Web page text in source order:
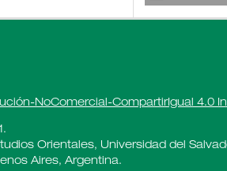
NoComercial-CompartirIgual 4.0
Orientales, Universidad del
Aires, Argentina.